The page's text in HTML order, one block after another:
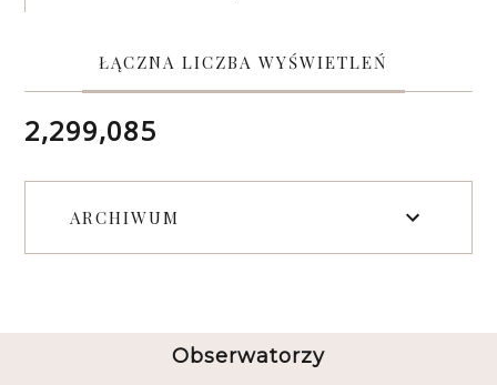
ŁĄCZNA LICZBA WYŚWIETLEŃ
2,299,085
ARCHIWUM
Obserwatorzy